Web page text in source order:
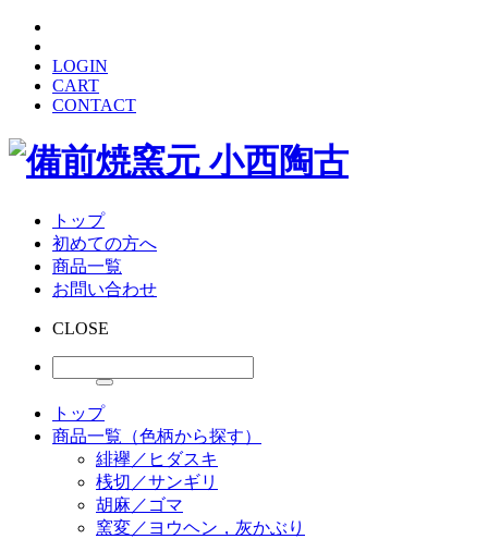
LOGIN
CART
CONTACT
トップ
初めての方へ
商品一覧
お問い合わせ
CLOSE
トップ
商品一覧（色柄から探す）
緋襷／ヒダスキ
桟切／サンギリ
胡麻／ゴマ
窯変／ヨウヘン，灰かぶり